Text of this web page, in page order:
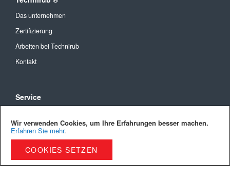
Wir verwenden Cookies, um Ihre Erfahrungen besser machen.
Erfahren Sie mehr.
COOKIES SETZEN
Das unternehmen
Zertifizierung
Arbeiten bei Technirub
Kontakt
Service
Versandkosten und Lieferung
Privacy Policy